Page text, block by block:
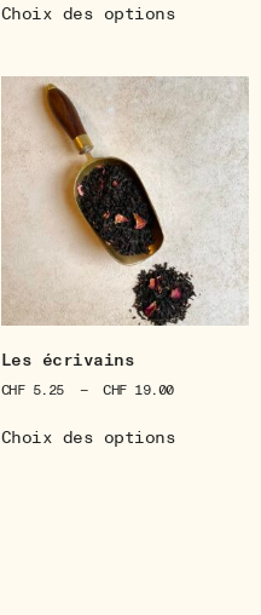
Choix des options
Les écrivains
CHF5.25 – CHF19.00
Choix des options